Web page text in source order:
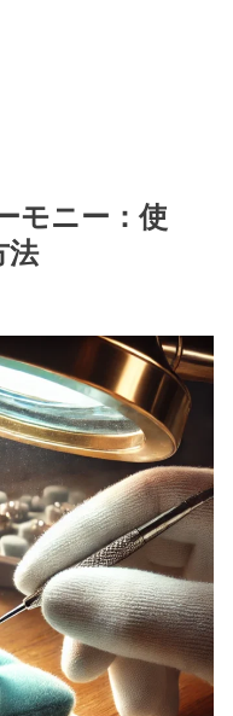
モニー：使
法